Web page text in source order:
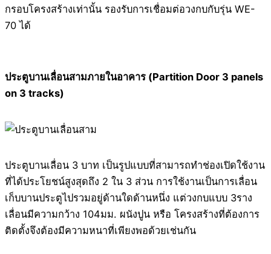
กรอบโครงสร้างเท่านั้น รองรับการเชื่อมต่อวงกบกับรุ่น WE-
70 ได้
ประตูบานเลื่อนสามภายในอาคาร (Partition Door 3 panels
on 3 tracks)
ประตูบานเลื่อน 3 บาท เป็นรูปแบบที่สามารถทำช่องเปิดใช้งาน
ที่ได้ประโยชน์สูงสุดถึง 2 ใน 3 ส่วน การใช้งานเป็นการเลื่อน
เก็บบานประตูไปรวมอยู่ด้านใดด้านหนึ่ง แต่วงกบแบบ 3ราง
เลื่อนมีความกว้าง 104มม. ผนังปูน หรือ โครงสร้างที่ต้องการ
ติดตั้งจึงต้องมีความหนาที่เพียงพอด้วยเช่นกัน